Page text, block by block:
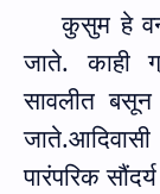
कुसुम हे
जाते. काही
सावलीत बसून
जाते.
पारंपरिक